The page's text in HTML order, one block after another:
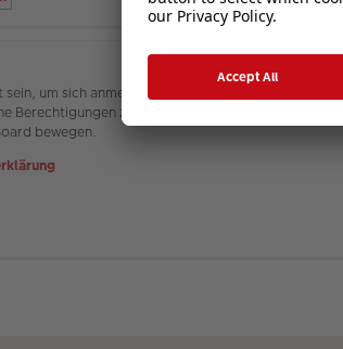
sein, um sich anmelden zu können. Die
Berechtigungen zuweisen. Beachten Sie bitte
bewegen.